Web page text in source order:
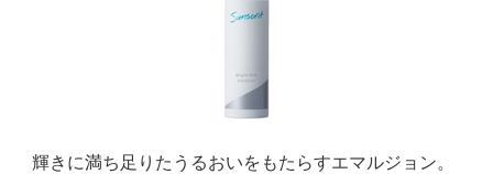
輝きに満ち⾜りたうるおいをもたらすエマルジョン。